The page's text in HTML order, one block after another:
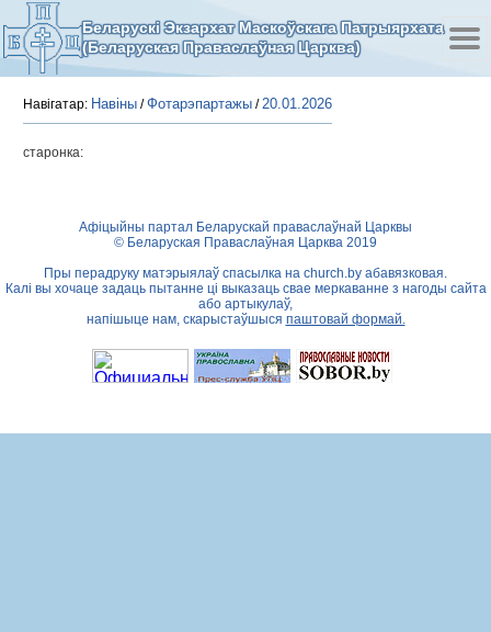
Беларускі Экзархат Маскоўскага Патрыярхата
(Беларуская Праваслаўная Царква)
Навігатар: Навіны /Фотарэпартажы /20.01.2026
старонка:
Афіцыйны партал Беларускай праваслаўнай Царквы
© Беларуская Праваслаўная Царква 2019
Пры перадруку матэрыялаў спасылка на church.by абавязковая.
Калі вы хочаце задаць пытанне ці выказаць свае меркаванне з нагоды сайта
або артыкулаў,
напішыце нам, скарыстаўшыся паштовай формай.